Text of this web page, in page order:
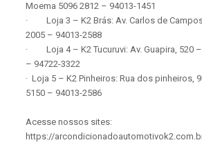
Moema 5096 2812 – 94013-1451
· Loja 3 – K2 Brás: Av. Carlos de
2005 – 94013-2588
· Loja 4 – K2 Tucuruvi: Av. Guapira, 520 –
– 94722-3322
· Loja 5 – K2 Pinheiros: Rua dos pinheiros,
5150 – 94013-2586
Acesse nossos sites:
https://